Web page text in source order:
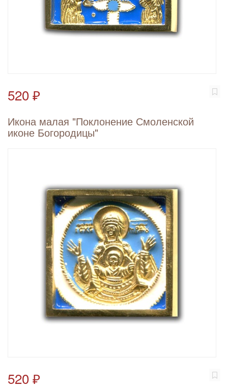
520 ₽
Икона малая "Поклонение Смоленской
иконе Богородицы"
520 ₽